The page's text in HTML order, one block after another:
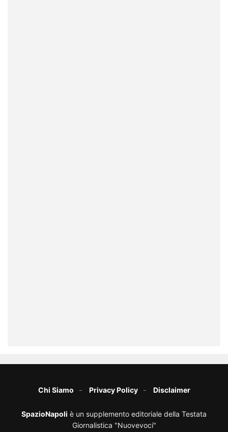
Chi Siamo Privacy Policy Disclaimer
SpazioNapoli è un supplemento editoriale della Testata
Giornalistica "Nuovevoci"